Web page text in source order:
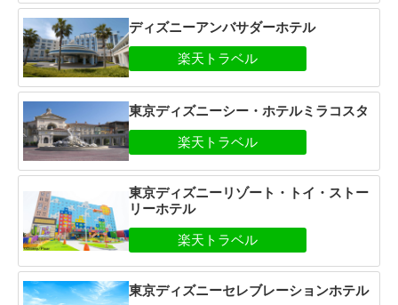
ディズニーアンバサダーホテル
東京ディズニーシー・ホテルミラコスタ
東京ディズニーリゾート・トイ・ストー
リーホテル
東京ディズニーセレブレーションホテル